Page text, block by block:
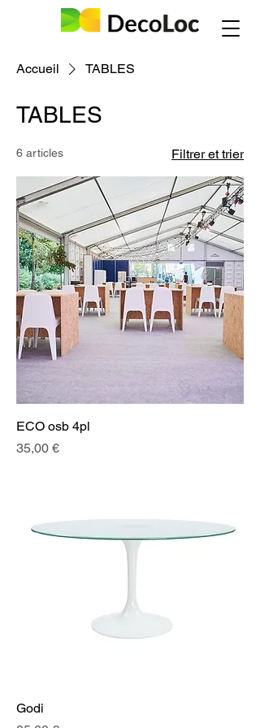
Accueil TABLES
TABLES
6 articles Filtrer et trier
ECO osb 4pl
Prix
35,00 €
Godi